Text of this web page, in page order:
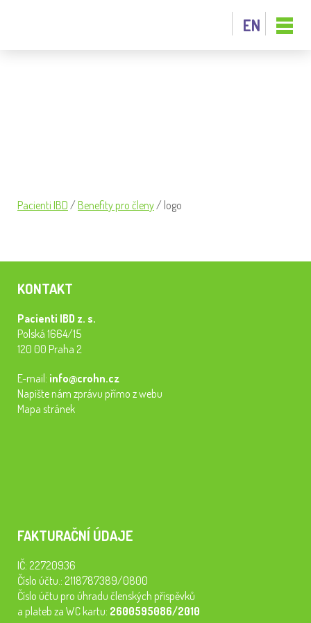
EN
Pacienti IBD / Benefity pro členy/ logo
KONTAKT
Pacienti IBD z. s.
Polská 1664/15
120 00 Praha 2
E-mail: info@crohn.cz
Napište nám zprávu přímo z webu
Mapa stránek
FAKTURAČNÍ ÚDAJE
IČ: 22720936
Číslo účtu.: 2118787389/0800
Číslo účtu pro úhradu členských příspěvků
a plateb za WC kartu: 2600595086/2010